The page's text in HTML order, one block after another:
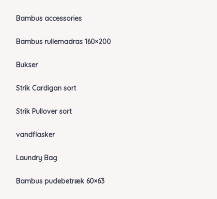
Bambus accessories
Bambus rullemadras 160×200
Bukser
Strik Cardigan sort
Strik Pullover sort
vandflasker
Laundry Bag
Bambus pudebetræk 60×63